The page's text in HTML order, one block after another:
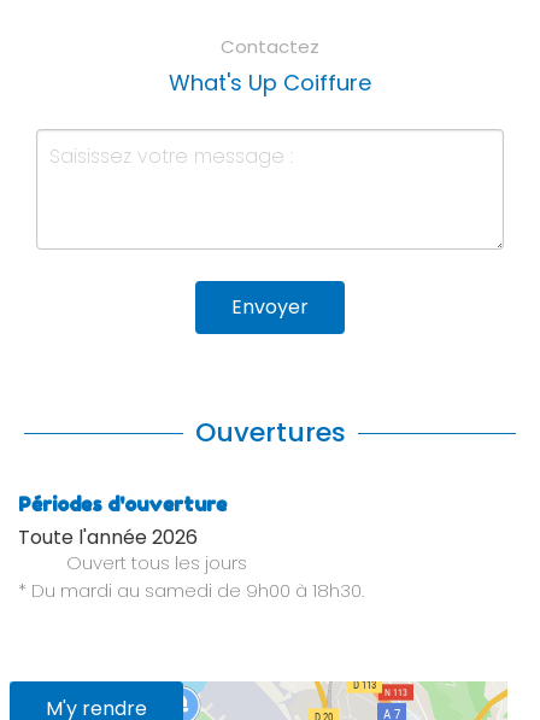
Contactez
What's Up Coiffure
Envoyer
Ouvertures
Périodes d'ouverture
Toute l'année 2026
Ouvert tous les jours
* Du mardi au samedi de 9h00 à 18h30.
M'y rendre